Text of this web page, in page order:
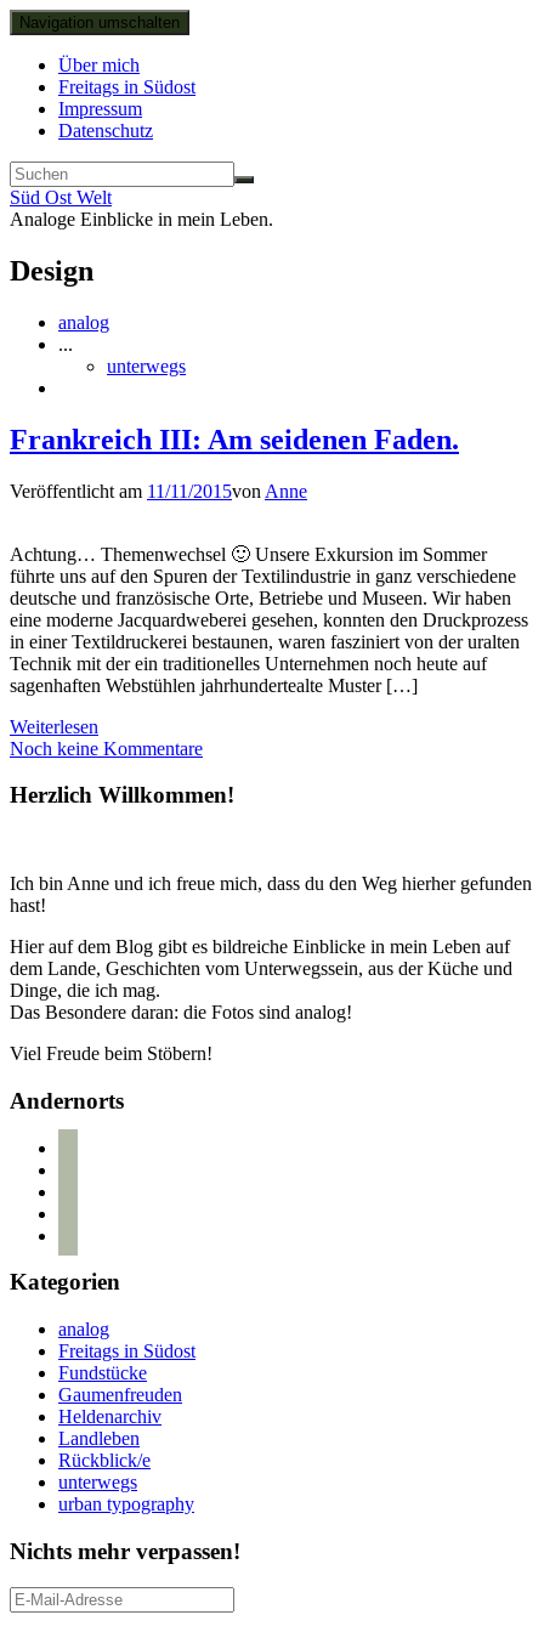
Navigation umschalten
Über mich
Freitags in Südost
Impressum
Datenschutz
Süd Ost Welt
Analoge Einblicke in mein Leben.
Design
analog
...
unterwegs
Frankreich III: Am seidenen Faden.
Veröffentlicht am 11/11/2015von Anne
Achtung… Themenwechsel 🙂 Unsere Exkursion im Sommer
führte uns auf den Spuren der Textilindustrie in ganz verschiedene
deutsche und französische Orte, Betriebe und Museen. Wir haben
eine moderne Jacquardweberei gesehen, konnten den Druckprozess
in einer Textildruckerei bestaunen, waren fasziniert von der uralten
Technik mit der ein traditionelles Unternehmen noch heute auf
sagenhaften Webstühlen jahrhundertealte Muster […]
Weiterlesen
Noch keine Kommentare
Herzlich Willkommen!
Ich bin Anne und ich freue mich, dass du den Weg hierher gefunden
hast!
Hier auf dem Blog gibt es bildreiche Einblicke in mein Leben auf
dem Lande, Geschichten vom Unterwegssein, aus der Küche und
Dinge, die ich mag.
Das Besondere daran: die Fotos sind analog!
Viel Freude beim Stöbern!
Andernorts
Kategorien
analog
Freitags in Südost
Fundstücke
Gaumenfreuden
Heldenarchiv
Landleben
Rückblick/e
unterwegs
urban typography
Nichts mehr verpassen!
E-
Mail-